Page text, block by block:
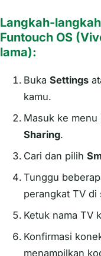
Langkah-
Funtouch OS
lama):
Buka Settings
kamu.
Masuk ke menu
Sharing.
Cari dan pilih
Tunggu
perangkat TV di
Ketuk nama TV
Konfirmasi
menampilkan